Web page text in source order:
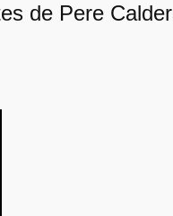
de Pere